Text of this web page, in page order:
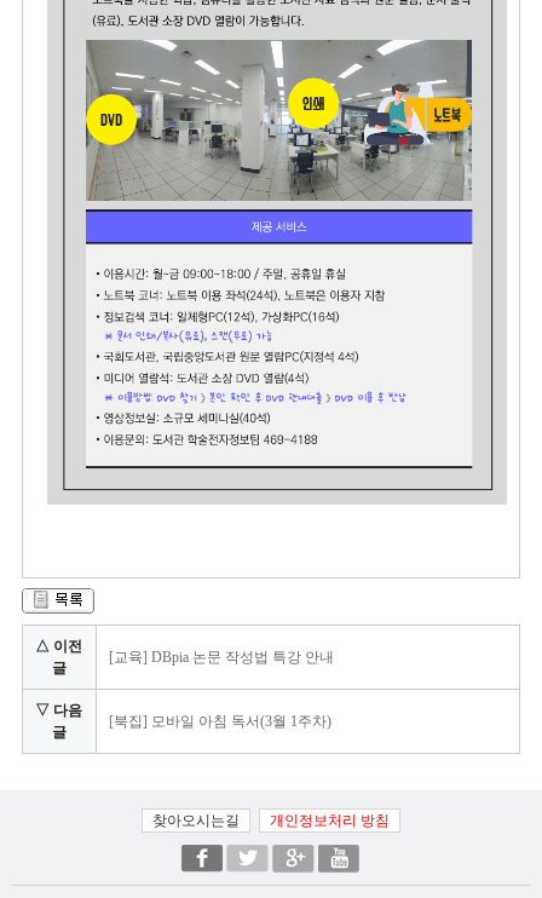
△ 이전
글
[교육] DBpia 논문 작성법 특강 안내
▽ 다음
글
[북집] 모바일 아침 독서(3월 1주차)
찾아오시는길 개인정보처리 방침